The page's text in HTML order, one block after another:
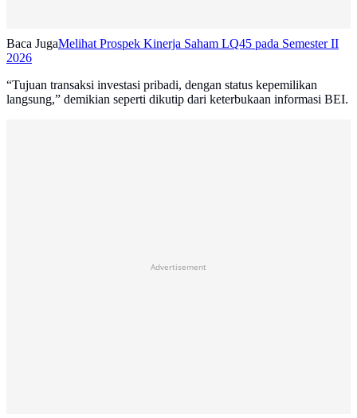
Baca JugaMelihat Prospek Kinerja Saham LQ45 pada Semester II
2026
“Tujuan transaksi investasi pribadi, dengan status kepemilikan
langsung,” demikian seperti dikutip dari keterbukaan informasi BEI.
Advertisement